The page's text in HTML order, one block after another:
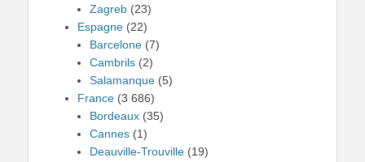
Zagreb (23)
Espagne (22)
Barcelone (7)
Cambrils (2)
Salamanque (5)
France (3 686)
Bordeaux (35)
Cannes (1)
Deauville-Trouville (19)